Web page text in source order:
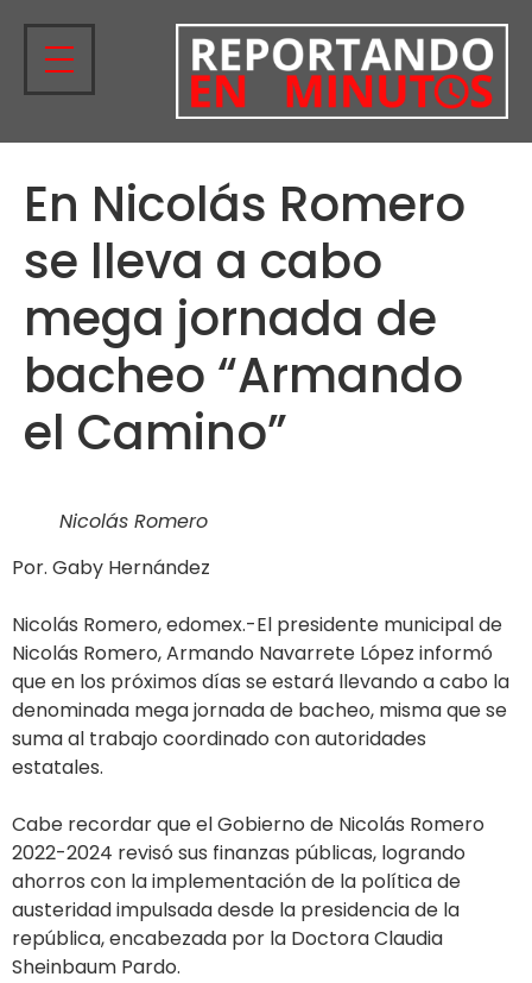
En Nicolás Romero
se lleva a cabo
mega jornada de
bacheo “Armando
el Camino”
Nicolás Romero
Por. Gaby Hernández
Nicolás Romero, edomex.-El presidente municipal de
Nicolás Romero, Armando Navarrete López informó
que en los próximos días se estará llevando a cabo la
denominada mega jornada de bacheo, misma que se
suma al trabajo coordinado con autoridades
estatales.
Cabe recordar que el Gobierno de Nicolás Romero
2022-2024 revisó sus finanzas públicas, logrando
ahorros con la implementación de la política de
austeridad impulsada desde la presidencia de la
república, encabezada por la Doctora Claudia
Sheinbaum Pardo.